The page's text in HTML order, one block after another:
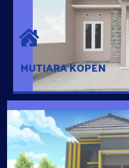
MUTIARA KOPEN
MUTIARA KOPEN
Hunian nyaman dengan suasana
kota, 2 menit dari Ring Road
BGF HOUSE